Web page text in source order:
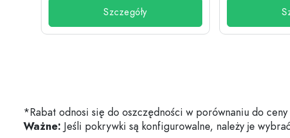
Szczegóły
*Rabat odnosi się do oszczędności w porównaniu do
Ważne: Jeśli pokrywki są konfigurowalne, należy je